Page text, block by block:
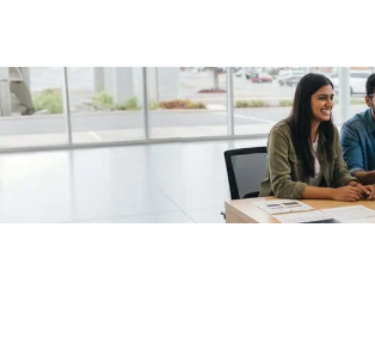
/fragments/plp-details